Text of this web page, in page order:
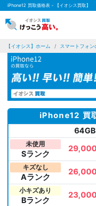
iPhone12 買取価格表 - 【イオシス買取】
【イオシス】ホーム スマートフォ
iPhone12 買
64GB
未使用
Sランク
29,000
キズなし
Aランク
26,000
小キズあり
Bランク
23,000